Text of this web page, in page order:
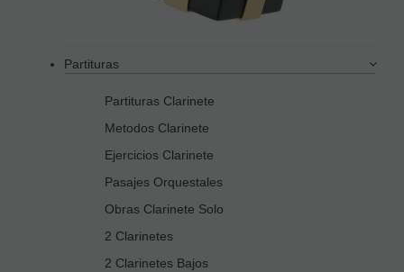
Partituras
Partituras Clarinete
Metodos Clarinete
Ejercicios Clarinete
Pasajes Orquestales
Obras Clarinete Solo
2 Clarinetes
2 Clarinetes Bajos